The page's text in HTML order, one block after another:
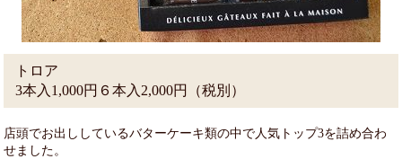
トロア
3本入1,000円６本入2,000円（税別）
店頭でお出ししているバターケーキ類の中で人気トップ3を詰め合わ
せました。